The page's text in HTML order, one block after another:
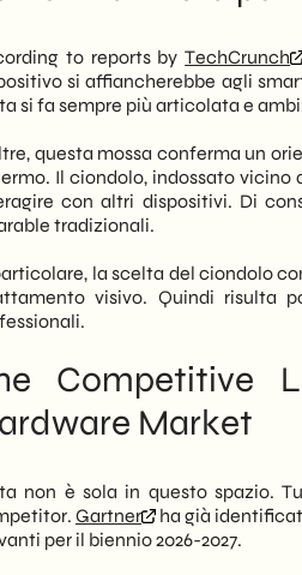
Infatti, un dispositivo
enterprise. Inoltre, la mossa
abbandona lo schermo e si
ignorano questo segmento
commerciale.
Noi di SHM Studio
italiane. In sintesi, capire dove
digitale. Dunque, questo
strategiche vale la pena
to reports byTechCrunch
si affiancherebbe agli
si fa sempre più articolata e
questa mossa conferma un
Il ciondolo, indossato
con altri dispositivi. Di
tradizionali.
la scelta del ciondolo
visivo. Quindi risulta
Competitive
Market
non è sola in questo spazio.
Gartner
ha già
per il biennio 2026-2027.